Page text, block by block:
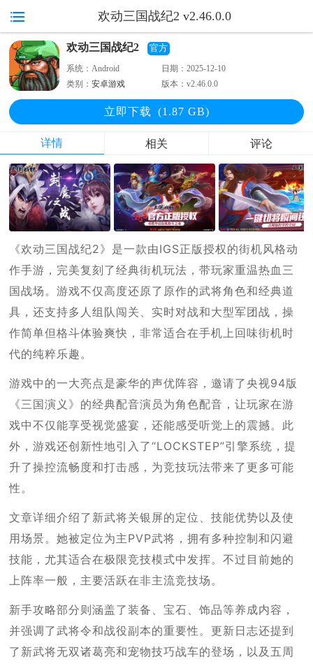
欢动三国战纪2 v2.46.0.0
欢动三国战纪2 官方
系统：Android 日期：2025-12-10
类别：安卓游戏 版本：v2.46.0.0
立即下载 (1.87 GB)
详情 相关 评论
《欢动三国战纪2》是一款由IGS正版授权的街机风格动
作手游，完美复刻了经典街机玩法，带玩家重温热血三
国战场。游戏不仅高度还原了原作的武将角色和经典道
具，还支持多人组队闯关、实时对战和大型军团战，操
作简单但格斗体验爽快，非常适合在手机上回味街机时
代的纯粹乐趣。
游戏中的一大亮点是豪华的声优阵容，邀请了央视94版
《三国演义》的经典配音演员为角色配音，让玩家在游
戏中不仅能享受视觉盛宴，还能感受听觉上的震撼。此
外，游戏还创新性地引入了“LOCKSTEP”引擎系统，提
升了操控流畅度和打击感，为竞技玩法带来了更多可能
性。
文章详细介绍了新武将关银屏的定位、技能优势以及使
用场景。她被定位为主PVP武将，拥有多种控制和闪避
技能，尤其适合在极限竞技模式中发挥。不过目前她的
上阵率一般，主要活跃在非主流竞技场。
新手攻略部分则涵盖了装备、宝石、饰品等养成内容，
并强调了武将令和战役副本的重要性。更新日志还提到
了新武将无双诸葛亮和宠物技巧战车的登场，以及五周